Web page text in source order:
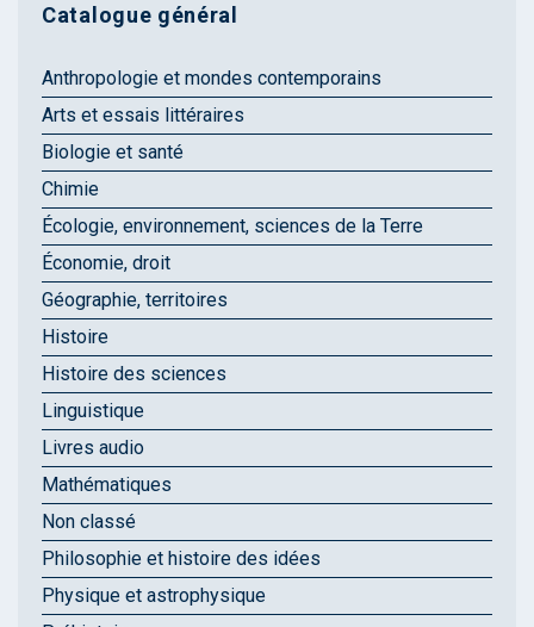
Catalogue général
Anthropologie et mondes contemporains
Arts et essais littéraires
Biologie et santé
Chimie
Écologie, environnement, sciences de la Terre
Économie, droit
Géographie, territoires
Histoire
Histoire des sciences
Linguistique
Livres audio
Mathématiques
Non classé
Philosophie et histoire des idées
Physique et astrophysique